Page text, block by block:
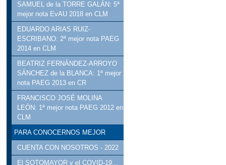
SAMUEL de la TORRE GALÁN: 5ª
mejor nota EvAU 2018 en CLM
EDUARDO ARIAS RUIZ-
ESCRIBANO: 2ª mejor nota PAEG
2014 en CLM
BEATRIZ FERNÁNDEZ-ARROYO
SÁNCHEZ de la BLANCA: 1ª mejor
nota PAEG 2013 en CR
FRANCISCO JOSÉ MOLINA
LEÓN: 1ª mejor nota PAEG 2012 en
CLM
PARA CONOCERNOS MEJOR
CUENTA CON NOSOTROS - 2022
El SOTOMAYOR y el COVID-19...